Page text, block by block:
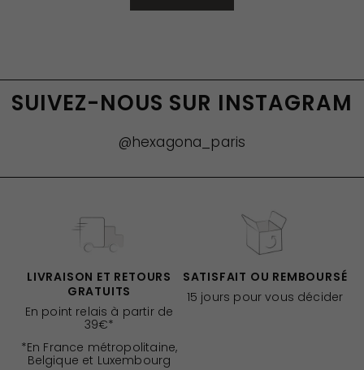
SUIVEZ-NOUS SUR INSTAGRAM
@hexagona_paris
LIVRAISON ET RETOURS
GRATUITS
En point relais à partir de
39€*
*En France métropolitaine,
Belgique et Luxembourg
SATISFAIT OU REMBOURSÉ
15 jours pour vous décider